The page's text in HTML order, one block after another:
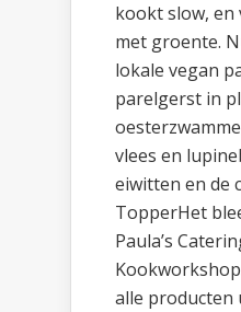
kookt slow, en
met groente.
lokale vegan
parelgerst in
vlees en
eiwitten en de
TopperHet
Paula’s
alle producten